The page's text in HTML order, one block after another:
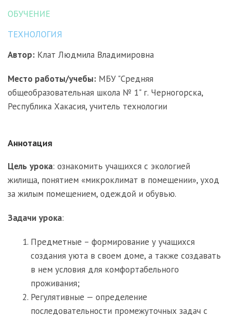
ОБУЧЕНИЕ
ТЕХНОЛОГИЯ
Автор: Клат Людмила Владимировна
Место работы/учебы: МБУ "Средняя
общеобразовательная школа № 1" г. Черногорска,
Республика Хакасия, учитель технологии
Аннотация
Цель урока: ознакомить учащихся с экологией
жилища, понятием «микроклимат в помещении», уход
за жилым помещением, одеждой и обувью.
Задачи урока:
Предметные – формирование у учащихся
создания уюта в своем доме, а также создавать
в нем условия для комфортабельного
проживания;
Регулятивные — определение
последовательности промежуточных задач с